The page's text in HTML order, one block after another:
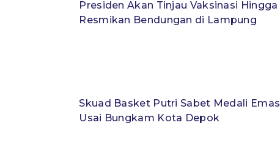
Presiden Akan Tinjau Vaksinasi Hingga
Resmikan Bendungan di Lampung
Skuad Basket Putri Sabet Medali Emas
Usai Bungkam Kota Depok